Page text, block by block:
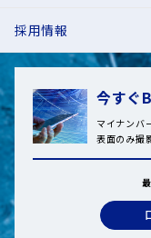
採用情報
今すぐ
マイナンバ
表面のみ撮